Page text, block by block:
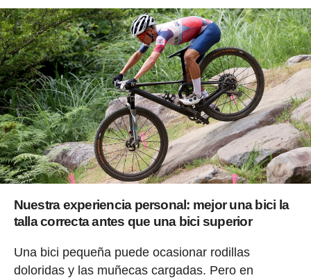
Nuestra experiencia personal: mejor una bici la
talla correcta antes que una bici superior
Una bici pequeña puede ocasionar rodillas
doloridas y las muñecas cargadas. Pero en